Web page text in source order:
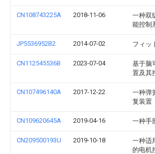
CN108743225A 2018-11-06
一种双
能控制
JP5536952B2 2014-07-02 フィッ
CN112545536B 2023-07-04
基于脑
置及其
CN107496140A 2017-12-22
一种弹
复装置
CN109620645A 2019-04-16 一种手
CN209500193U 2019-10-18
一种适
的电机